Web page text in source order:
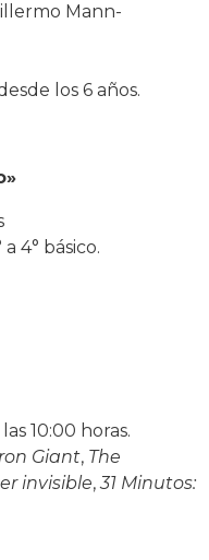
Mann-
los 6 años.
4° básico.
10:00 horas.
Giant, The
invisible,31 Minutos: